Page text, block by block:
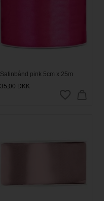
Satinbånd pink 5cm x 25m
35,00 DKK